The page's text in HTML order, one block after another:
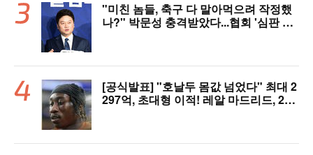
"미친 놈들, 축구 다 말아먹으려 작정했
나?" 박문성 충격받았다...협회 '심판 성
[공식발표] "호날두 몸값 넘었다" 최대 2
297억, 초대형 이적! 레알 마드리드, 21